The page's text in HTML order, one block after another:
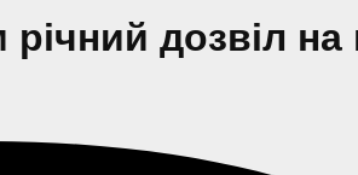
річний дозвіл